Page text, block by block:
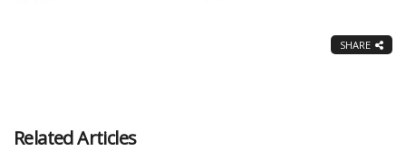
SHARE
Related Articles